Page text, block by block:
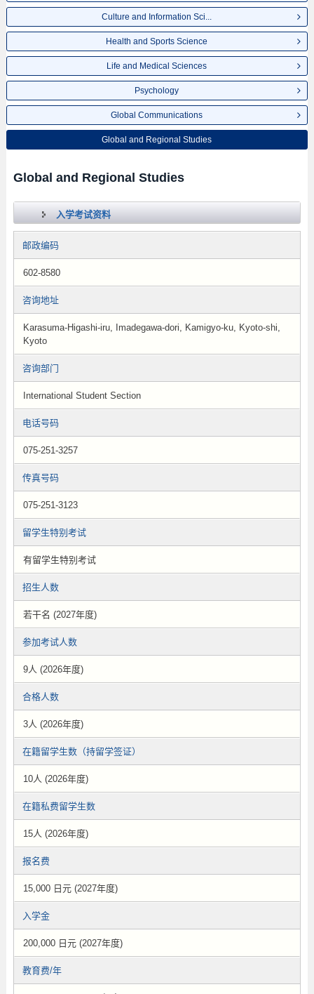
Culture and Information Sci...
Health and Sports Science
Life and Medical Sciences
Psychology
Global Communications
Global and Regional Studies
Global and Regional Studies
入学考试资料
邮政编码
602-8580
咨询地址
Karasuma-Higashi-iru, Imadegawa-dori, Kamigyo-ku, Kyoto-shi,
Kyoto
咨询部门
International Student Section
电话号码
075-251-3257
传真号码
075-251-3123
留学生特别考试
有留学生特别考试
招生人数
若干名 (2027年度)
参加考试人数
9人 (2026年度)
合格人数
3人 (2026年度)
在籍留学生数（持留学签证）
10人 (2026年度)
在籍私费留学生数
15人 (2026年度)
报名费
15,000 日元 (2027年度)
入学金
200,000 日元 (2027年度)
教育费/年